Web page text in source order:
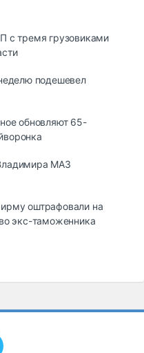
с тремя грузовиками
подешевел
обновляют 65-
МАЗ
оштрафовали на
экс-таможенника